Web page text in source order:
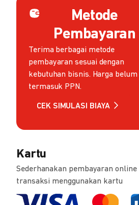
Metode
Pembayaran
Terima berbagai metode
pembayaran sesuai dengan
kebutuhan bisnis. Harga belum
termasuk PPN.
CEK SIMULASI BIAYA
Kartu
Sederhanakan pembayaran online
transaksi menggunakan kartu